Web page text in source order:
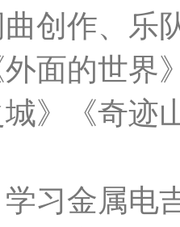
创作、乐
面的世界
城》《奇
习金属电